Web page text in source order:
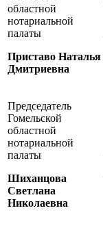
областной
нотариальной
палаты
Приставо Наталья
Дмитриевна
Председатель
Гомельской
областной
нотариальной
палаты
Шиханцова
Светлана
Николаевна